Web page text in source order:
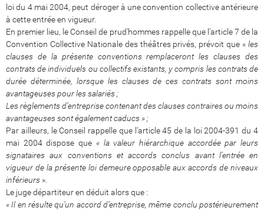
loi du 4 mai 2004, peut déroger à une convention collective antérieure
à cette entrée en vigueur.
En premier lieu, le Conseil de prud’hommes rappelle que l’article 7 de la
Convention Collective Nationale des théâtres privés, prévoit que « les
clauses de la présente conventions remplaceront les clauses des
contrats de individuels ou collectifs existants, y compris les contrats de
durée déterminée, lorsque les clauses de ces contrats sont moins
avantageuses pour les salariés ;
Les règlements d’entreprise contenant des clauses contraires ou moins
avantageuses sont également caducs » ;
Par ailleurs, le Conseil rappelle que l’article 45 de la loi 2004-391 du 4
mai 2004 dispose que « la valeur hiérarchique accordée par leurs
signataires aux conventions et accords conclus avant l’entrée en
vigueur de la présente loi demeure opposable aux accords de niveaux
inférieurs ».
Le juge départiteur en déduit alors que :
« Il en résulte qu’un accord d’entreprise, même conclu postérieurement